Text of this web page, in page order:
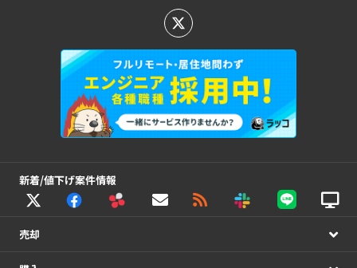
新着/値下げ案件情報
売却